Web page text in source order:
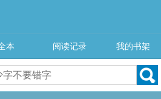
本 阅读记录 我的书架